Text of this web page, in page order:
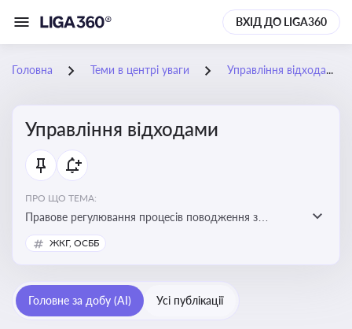
ВХІД ДО LIGA360
Головна Теми в центрі уваги Управління відходами
Управління відходами
ПРО ЩО ТЕМА:
Правове регулювання процесів поводження з
відходами, включаючи їх збирання, оброблення та
утилізацію, дотримання екологічних вимог та
ЖКГ, ОСББ
Головне за добу (AI) Усі публікації